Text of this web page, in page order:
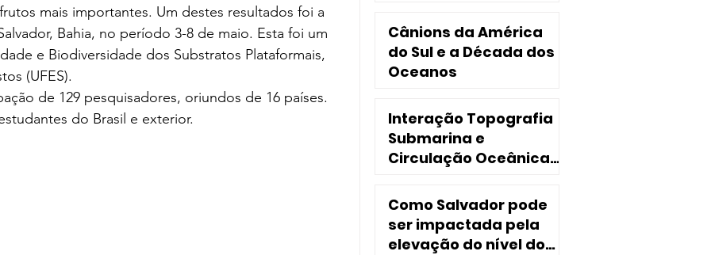
mais importantes. Um destes resultados foi a
Bahia, no período 3-8 de maio. Esta foi um
e Biodiversidade dos Substratos Plataformais,
(UFES).
de 129 pesquisadores, oriundos de 16 países.
do Brasil e exterior.
Sociedade"
Cânions da América
do Sul e a Década dos
Oceanos
Interação Topografia
Submarina e
Circulação Oceânica
Como Salvador pode
ser impactada pela
elevação do nível do